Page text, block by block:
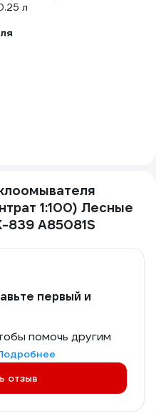
л
1:100) Лесные
839 A85081S
первый и
помочь другим
отзыв